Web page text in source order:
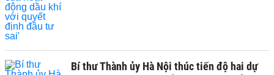
Bí thư Thành ủy Hà Nội thúc tiến độ hai dự